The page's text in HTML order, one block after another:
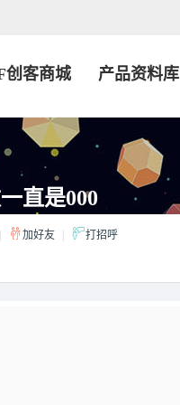
创客商城 产品资料库
直是000
加好友 打招呼